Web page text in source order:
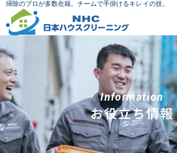
Information
お役立ち情報